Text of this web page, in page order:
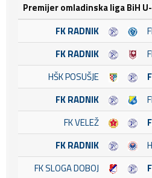
Premijer omladinska liga BiH
FK RADNIK
FK RADNIK
HŠK POSUŠJE
FK RADNIK
FK VELEŽ
FK RADNIK
FK SLOGA DOBOJ